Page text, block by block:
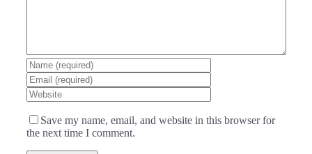
Save my name, email, and website in this browser for
the next time I comment.